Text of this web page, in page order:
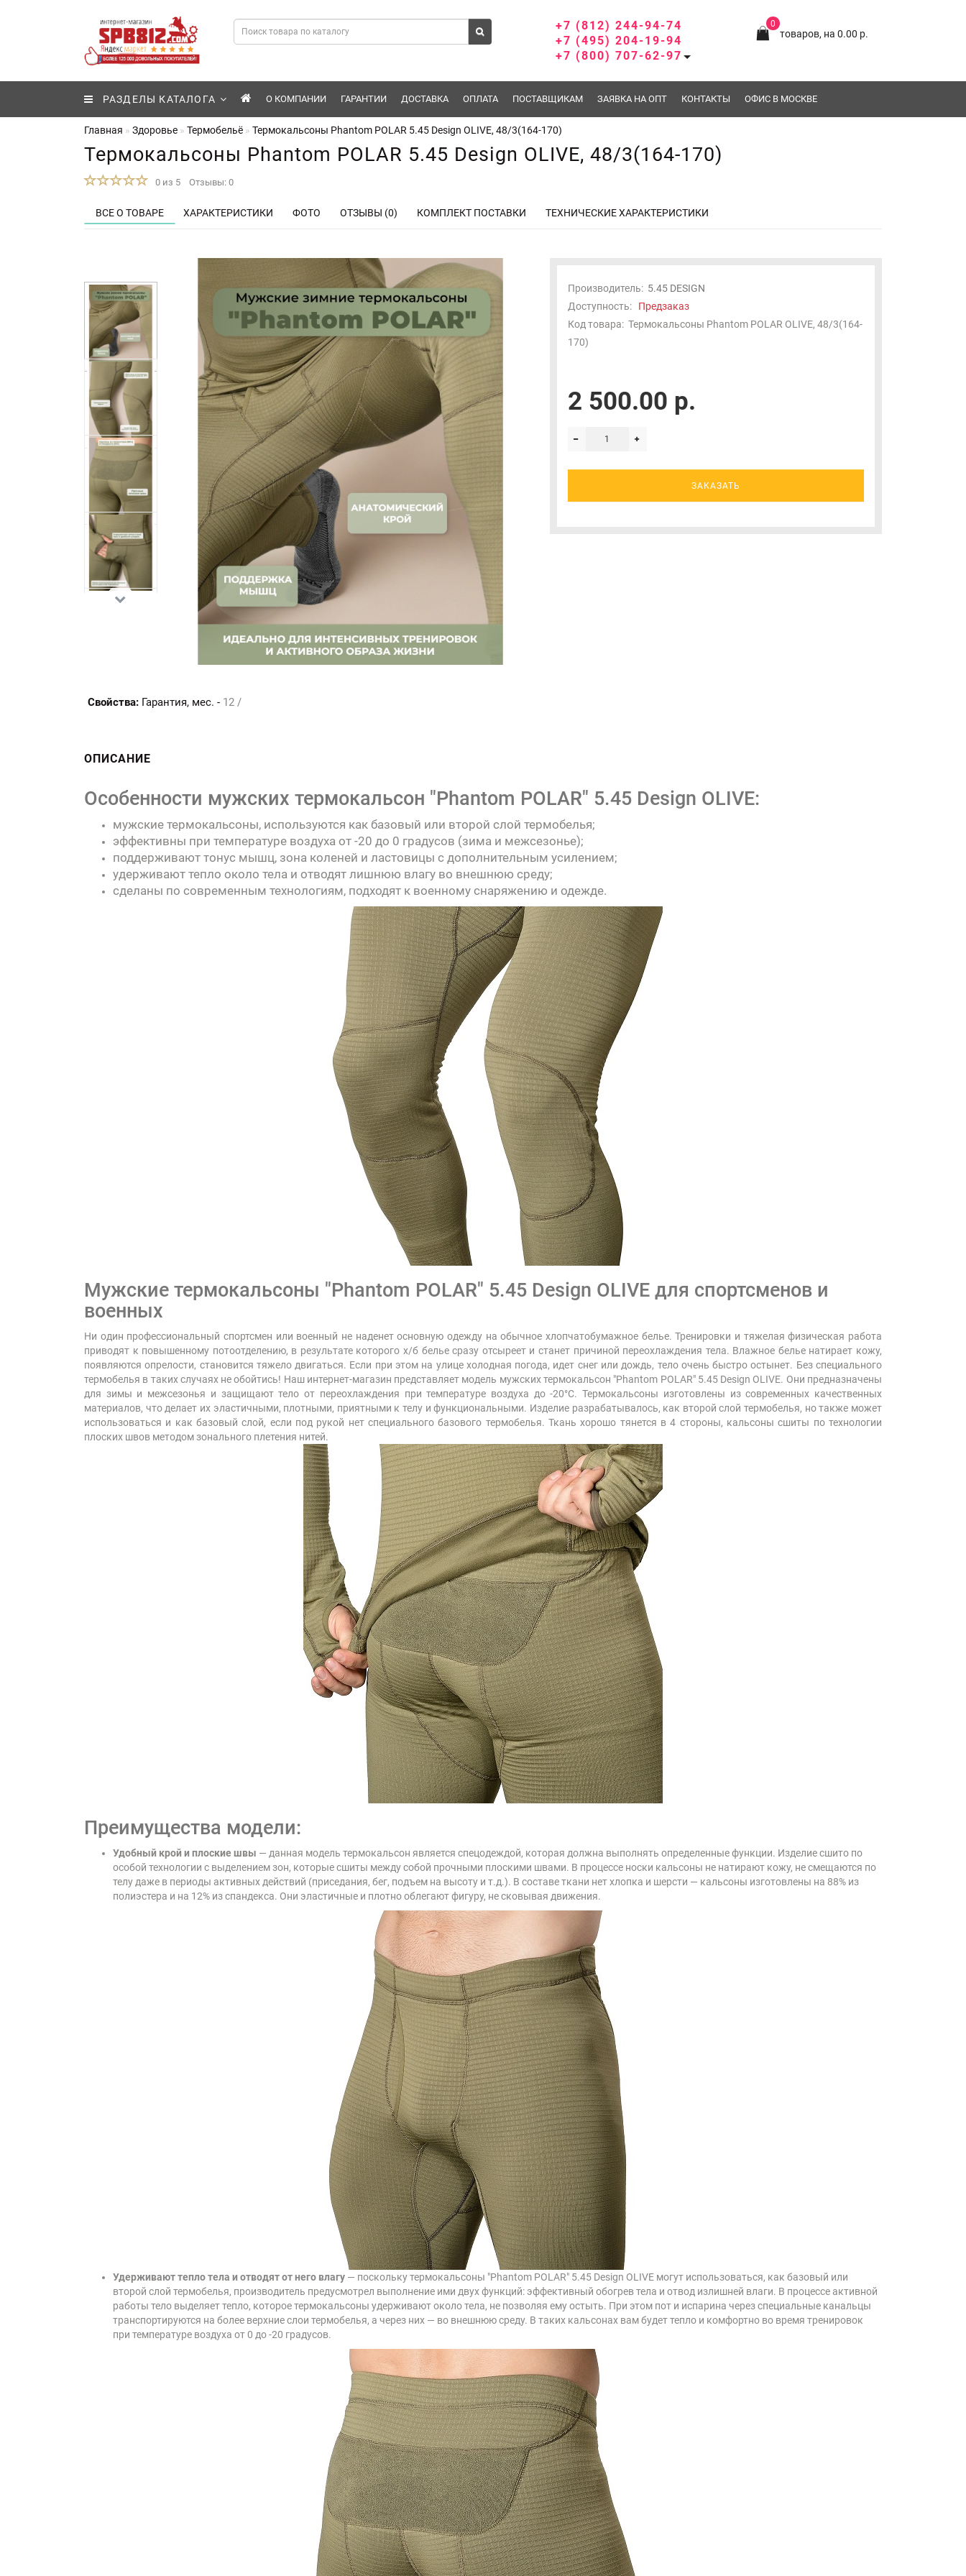
0
товаров, на 0.00 р.
+7 (812) 244-94-74
+7 (495) 204-19-94
+7 (800) 707-62-97
РАЗДЕЛЫ КАТАЛОГА О КОМПАНИИ ГАРАНТИИ ДОСТАВКА ОПЛАТА ПОСТАВЩИКАМ ЗАЯВКА НА ОПТ КОНТАКТЫ ОФИС В МОСКВЕ
Главная Здоровье Термобельё Термокальсоны Phantom POLAR 5.45 Design OLIVE, 48/3(164-170)
Термокальсоны Phantom POLAR 5.45 Design OLIVE, 48/3(164-170)
0 из 5 Отзывы: 0
ВСЕ О ТОВАРЕ ХАРАКТЕРИСТИКИ ФОТО ОТЗЫВЫ (0) КОМПЛЕКТ ПОСТАВКИ ТЕХНИЧЕСКИЕ ХАРАКТЕРИСТИКИ
Свойства: Гарантия, мес. - 12 /
Производитель: 5.45 DESIGN
Доступность: Предзаказ
Код товара: Термокальсоны Phantom POLAR OLIVE, 48/3(164-
170)
2 500.00 р.
ЗАКАЗАТЬ
ОПИСАНИЕ
Особенности мужских термокальсон "Phantom POLAR" 5.45 Design OLIVE:
мужские термокальсоны, используются как базовый или второй слой термобелья;
эффективны при температуре воздуха от -20 до 0 градусов (зима и межсезонье);
поддерживают тонус мышц, зона коленей и ластовицы с дополнительным усилением;
удерживают тепло около тела и отводят лишнюю влагу во внешнюю среду;
сделаны по современным технологиям, подходят к военному снаряжению и одежде.
Мужские термокальсоны "Phantom POLAR" 5.45 Design OLIVE для спортсменов и
военных
Ни один профессиональный спортсмен или военный не наденет основную одежду на обычное хлопчатобумажное белье. Тренировки и тяжелая физическая работа
приводят к повышенному потоотделению, в результате которого х/б белье сразу отсыреет и станет причиной переохлаждения тела. Влажное белье натирает кожу,
появляются опрелости, становится тяжело двигаться. Если при этом на улице холодная погода, идет снег или дождь, тело очень быстро остынет. Без специального
термобелья в таких случаях не обойтись! Наш интернет-магазин представляет модель мужских термокальсон "Phantom POLAR" 5.45 Design OLIVE. Они предназначены
для зимы и межсезонья и защищают тело от переохлаждения при температуре воздуха до -20°С. Термокальсоны изготовлены из современных качественных
материалов, что делает их эластичными, плотными, приятными к телу и функциональными. Изделие разрабатывалось, как второй слой термобелья, но также может
использоваться и как базовый слой, если под рукой нет специального базового термобелья. Ткань хорошо тянется в 4 стороны, кальсоны сшиты по технологии
плоских швов методом зонального плетения нитей.
Преимущества модели:
Удобный крой и плоские швы — данная модель термокальсон является спецодеждой, которая должна выполнять определенные функции. Изделие сшито по
особой технологии с выделением зон, которые сшиты между собой прочными плоскими швами. В процессе носки кальсоны не натирают кожу, не смещаются по
телу даже в периоды активных действий (приседания, бег, подъем на высоту и т.д.). В составе ткани нет хлопка и шерсти — кальсоны изготовлены на 88% из
полиэстера и на 12% из спандекса. Они эластичные и плотно облегают фигуру, не сковывая движения.
Удерживают тепло тела и отводят от него влагу — поскольку термокальсоны "Phantom POLAR" 5.45 Design OLIVE могут использоваться, как базовый или
второй слой термобелья, производитель предусмотрел выполнение ими двух функций: эффективный обогрев тела и отвод излишней влаги. В процессе активной
работы тело выделяет тепло, которое термокальсоны удерживают около тела, не позволяя ему остыть. При этом пот и испарина через специальные канальцы
транспортируются на более верхние слои термобелья, а через них — во внешнюю среду. В таких кальсонах вам будет тепло и комфортно во время тренировок
при температуре воздуха от 0 до -20 градусов.